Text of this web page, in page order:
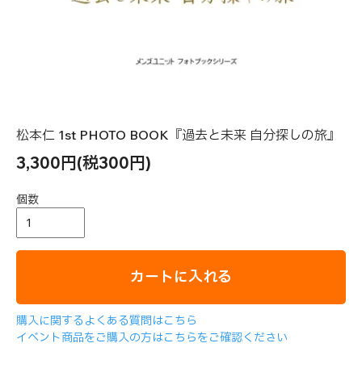
松本仁 1st PHOTO BOOK『過去と未来 自分探しの旅』
3,300円(税300円)
個数
カートに入れる
購入に関するよくある質問はこちら
イベント商品をご購入の方はこちらをご確認ください